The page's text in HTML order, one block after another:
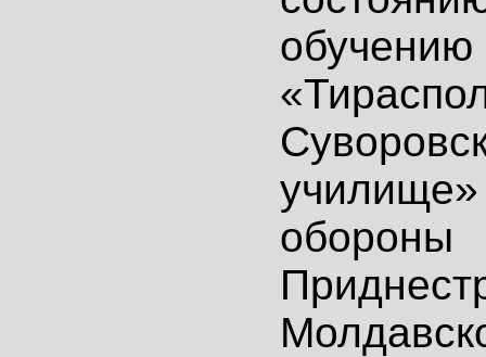
обучению
обороны